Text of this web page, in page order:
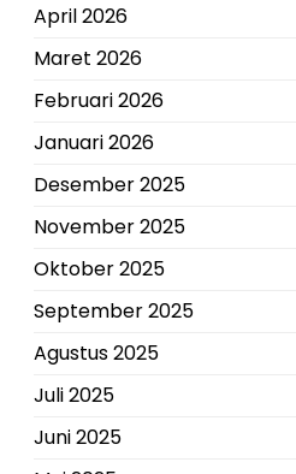
April 2026
Maret 2026
Februari 2026
Januari 2026
Desember 2025
November 2025
Oktober 2025
September 2025
Agustus 2025
Juli 2025
Juni 2025